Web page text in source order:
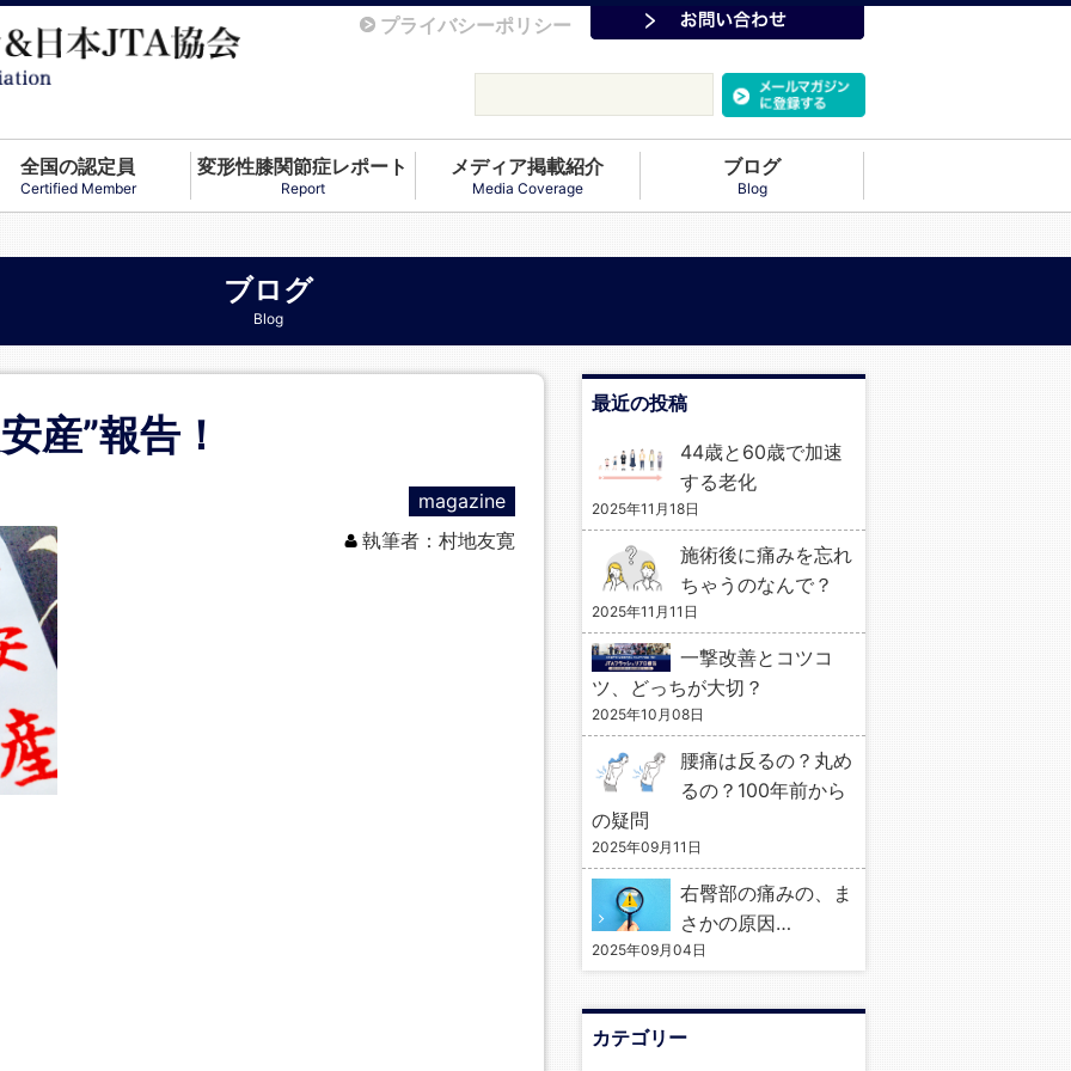
プライバシーポリシー
全国の認定員
Certified Member
変形性膝関節症レポート
Report
メディア掲載紹介
Media Coverage
ブログ
Blog
ブログ
Blog
産”報告！
magazine
執筆者：村地友寛
最近の投稿
44歳と60歳で加速
する老化
2025年11月18日
施術後に痛みを忘れ
ちゃうのなんで？
2025年11月11日
一撃改善とコツコ
ツ、どっちが大切？
2025年10月08日
腰痛は反るの？丸め
るの？100年前から
の疑問
2025年09月11日
右臀部の痛みの、ま
さかの原因…
2025年09月04日
カテゴリー